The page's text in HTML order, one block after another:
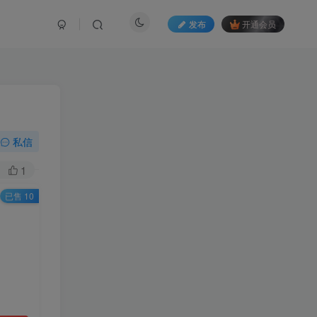
发布 开通会员
私信
1
已售 10